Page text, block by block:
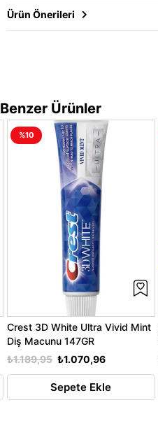
Ürün Önerileri
Benzer Ürünler
Crest 3D White Ultra Vivid Mint
Diş Macunu 147GR
₺1.070,96
₺1.189,95
Sepete Ekle
%10